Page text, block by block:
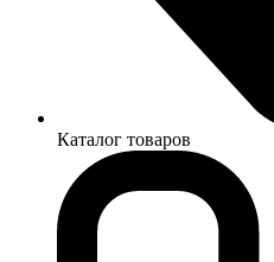
Каталог товаров